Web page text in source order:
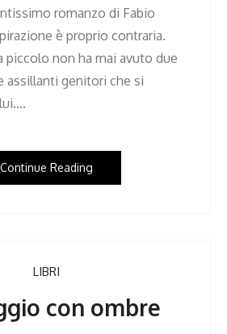
romanzo di Fabio
è proprio contraria.
piccolo non ha mai avuto due
assillanti genitori che si
Continue Reading
LIBRI
con ombre